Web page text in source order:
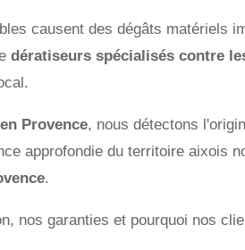
causent des dégâts matériels
dératiseurs spécialisés contre
Provence, nous détectons
approfondie du territoire aixois
.
nos garanties et pourquoi nos